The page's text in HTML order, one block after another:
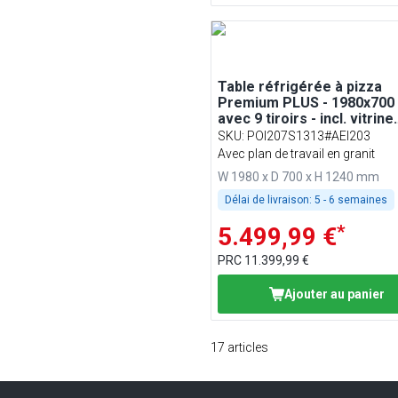
Table réfrigérée à pizza
Premium PLUS -
avec 9 tiroirs - incl. vitrine
réfrigérée - 9x GN 1/4
SKU: POI207S1313#AEI203
Avec plan de travail en granit
W 1980 x D 700 x H 1240 mm
Délai de livraison: 5 - 6 semaines
5.499,99 €*
PRC 11.399,99 €
Ajouter au panier
17 articles